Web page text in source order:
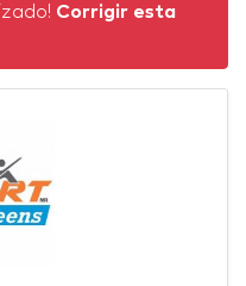
Corrigir esta